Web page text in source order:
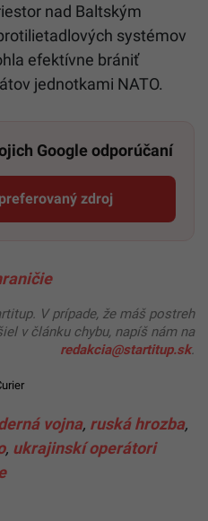
nad Baltským
systémov
efektívne brániť
jednotkami NATO.
Google odporúčaní
zdroj
Startitup, odkaz sa otvorí v
V prípade, že máš postreh
v článku chybu, napíš nám na
redakcia@startitup.sk.
vojna, ruská hrozba,
, ukrajinskí operátori